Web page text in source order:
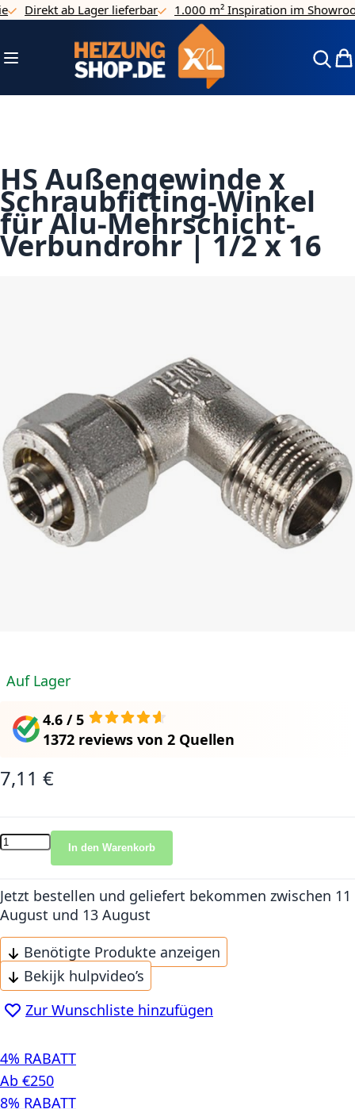
Direkt zum Inhalt
Direkt ab Lager lieferbar 1.000 m² Inspiration im
Navigation umschalten
HS Außengewinde x
Schraubfitting-Winkel
für Alu-Mehrschicht-
Verbundrohr | 1/2 x 16
Auf Lager
4.6 / 5
1372 reviews von 2 Quellen
7,11 €
In den Warenkorb
Jetzt bestellen und geliefert bekommen zwischen 11
August und 13 August
Benötigte Produkte anzeigen
Bekijk hulpvideo’s
Zur Wunschliste hinzufügen
4% RABATT
Ab €250
8% RABATT